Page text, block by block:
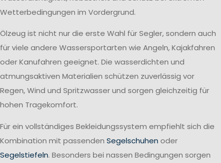
Wetterbedingungen im Vordergrund.
Ölzeug ist nicht nur die erste Wahl für Segler, sondern auch
für viele andere Wassersportarten wie Angeln, Kajakfahren
oder Kanufahren geeignet. Die wasserdichten und
atmungsaktiven Materialien schützen zuverlässig vor
Regen, Wind und Spritzwasser und sorgen gleichzeitig für
hohen Tragekomfort.
Für ein vollständiges Bekleidungssystem empfiehlt sich die
Kombination mit passenden Segelschuhen oder
Segelstiefeln. Besonders bei nassen Bedingungen sorgen